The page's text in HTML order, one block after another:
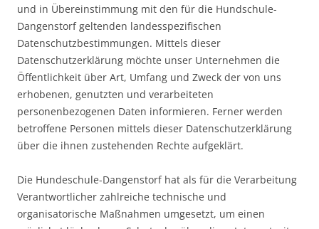
und in Übereinstimmung mit den für die Hundschule-
Dangenstorf geltenden landesspezifischen
Datenschutzbestimmungen. Mittels dieser
Datenschutzerklärung möchte unser Unternehmen die
Öffentlichkeit über Art, Umfang und Zweck der von uns
erhobenen, genutzten und verarbeiteten
personenbezogenen Daten informieren. Ferner werden
betroffene Personen mittels dieser Datenschutzerklärung
über die ihnen zustehenden Rechte aufgeklärt.
Die Hundeschule-Dangenstorf hat als für die Verarbeitung
Verantwortlicher zahlreiche technische und
organisatorische Maßnahmen umgesetzt, um einen